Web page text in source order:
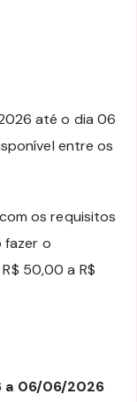
até o dia 06
entre os
os requisitos
fazer o
50,00 a R$
a 06/06/2026